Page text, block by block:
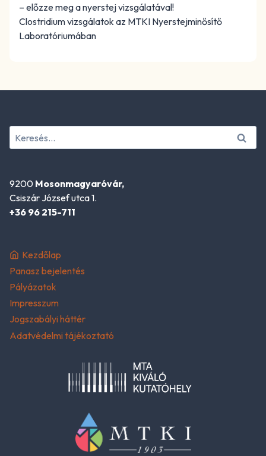
– előzze meg a nyerstej vizsgálatával!
Clostridium vizsgálatok az MTKI Nyerstejminősítő
Laboratóriumában
Keresés:
9200 Mosonmagyaróvár,
Csiszár József utca 1.
+36 96 215-711
Kezdőlap
Panasz bejelentés
Pályázatok
Impresszum
Jogszabályi háttér
Adatvédelmi tájékoztató